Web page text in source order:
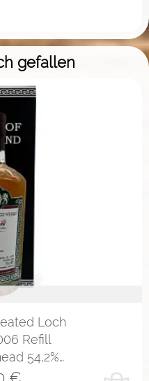
gefallen
Loch
Refill
54,2%…
€